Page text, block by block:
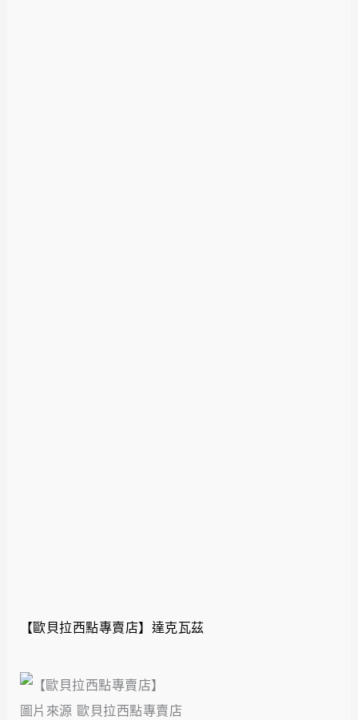
【歐貝拉西點專賣店】達克瓦茲
圖片來源 歐貝拉西點專賣店